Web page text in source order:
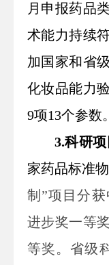
月申报药品
术能力持续
加国家和省
化妆品能力
9项13个参数。
3.科研项
家药品标准
制”项目分
进步奖一等
等奖。省级